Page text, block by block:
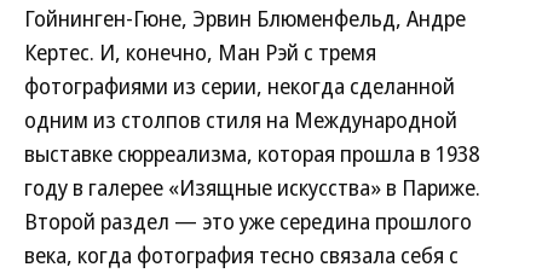
Гойнинген-Гюне, Эрвин Блюменфельд, Андре
Кертес. И, конечно, Ман Рэй с тремя
фотографиями из серии, некогда сделанной
одним из столпов стиля на Международной
выставке сюрреализма, которая прошла в 1938
году в галерее «Изящные искусства» в Париже.
Второй раздел — это уже середина прошлого
века, когда фотография тесно связала себя с